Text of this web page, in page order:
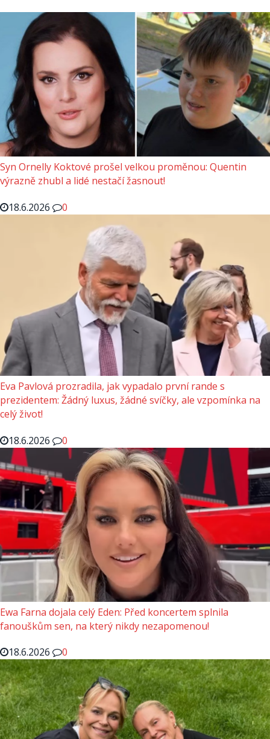
Syn Ornelly Koktové prošel velkou proměnou: Quentin
výrazně zhubl a lidé nestačí žasnout!
18.6.2026
0
Eva Pavlová prozradila, jak vypadalo první rande s
prezidentem: Žádný luxus, žádné svíčky, ale vzpomínka na
celý život!
18.6.2026
0
Ewa Farna dojala celý Eden: Před koncertem splnila
fanouškům sen, na který nikdy nezapomenou!
18.6.2026
0